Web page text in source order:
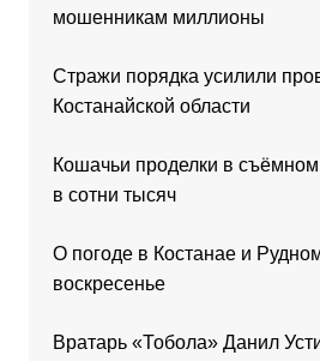
мошенникам миллионы
Стражи порядка усилили
Костанайской области
Кошачьи проделки в
в сотни тысяч
О погоде в Костанае и
воскресенье
Вратарь «Тобола» Данил